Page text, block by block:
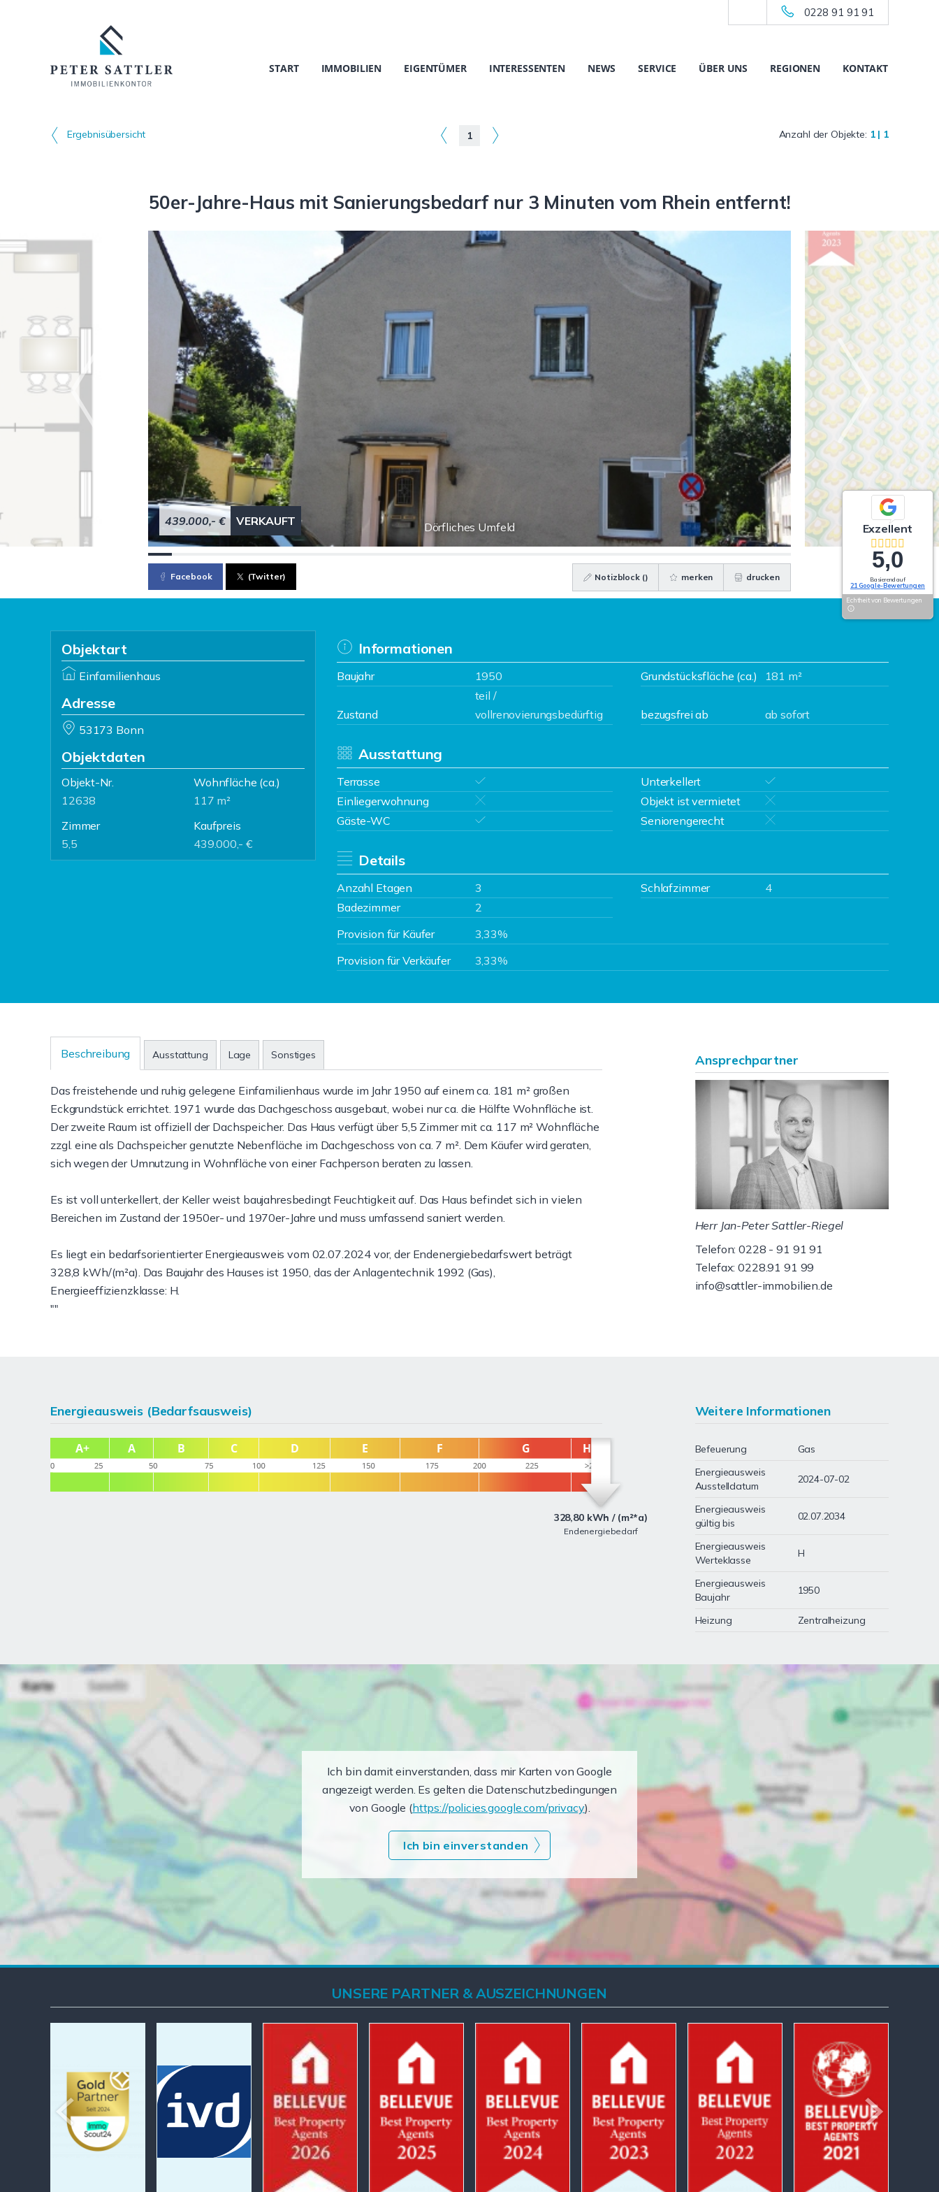
0228 91 91 91
START IMMOBILIEN EIGENTÜMER INTERESSENTEN NEWS SERVICE ÜBER UNS REGIONEN KONTAKT
Ergebnisübersicht 1 Anzahl der Objekte: 1 | 1
50er-Jahre-Haus mit Sanierungsbedarf nur 3 Minuten vom Rhein entfernt!
Dörfliches Umfeld
439.000,- € VERKAUFT
Facebook (Twitter) Notizblock () merken drucken
Objektart
Einfamilienhaus
Adresse
53173 Bonn
Objektdaten
Objekt-Nr.
12638
Wohnfläche (ca.)
117 m²
Zimmer
5,5
Kaufpreis
439.000,- €
Informationen
Baujahr 1950 Grundstücksfläche (ca.) 181 m²
Zustand
teil /
vollrenovierungsbedürftig
bezugsfrei ab ab sofort
Ausstattung
Terrasse
Unterkellert
Einliegerwohnung
Objekt ist vermietet
Gäste-WC
Seniorengerecht
Details
Anzahl Etagen 3 Schlafzimmer
4
Badezimmer
2
Provision für Käufer
3,33%
Provision für Verkäufer
3,33%
Beschreibung Ausstattung Lage Sonstiges
Das freistehende und ruhig gelegene Einfamilienhaus wurde im Jahr 1950 auf einem ca. 181 m² großen
Eckgrundstück errichtet. 1971 wurde das Dachgeschoss ausgebaut, wobei nur ca. die Hälfte Wohnfläche ist.
Der zweite Raum ist offiziell der Dachspeicher. Das Haus verfügt über 5,5 Zimmer mit ca. 117 m² Wohnfläche
zzgl. eine als Dachspeicher genutzte Nebenfläche im Dachgeschoss von ca. 7 m². Dem Käufer wird geraten,
sich wegen der Umnutzung in Wohnfläche von einer Fachperson beraten zu lassen.
Es ist voll unterkellert, der Keller weist baujahresbedingt Feuchtigkeit auf. Das Haus befindet sich in vielen
Bereichen im Zustand der 1950er- und 1970er-Jahre und muss umfassend saniert werden.
Es liegt ein bedarfsorientierter Energieausweis vom 02.07.2024 vor, der Endenergiebedarfswert beträgt
328,8 kWh/(m²a). Das Baujahr des Hauses ist 1950, das der Anlagentechnik 1992 (Gas),
Energieeffizienzklasse: H.
""
Ansprechpartner
Herr Jan-Peter Sattler-Riegel
Telefon: 0228 - 91 91 91
Telefax: 0228.91 91 99
info@sattler-immobilien.de
Energieausweis (Bedarfsausweis)
328,80 kWh / (m²*a)
Endenergiebedarf
Weitere Informationen
Befeuerung
Gas
Energieausweis
Ausstelldatum
2024-07-02
Energieausweis
gültig bis
02.07.2034
Energieausweis
Werteklasse
H
Energieausweis
Baujahr
1950
Heizung Zentralheizung
Ich bin damit einverstanden, dass mir Karten von Google
angezeigt werden. Es gelten die Datenschutzbedingungen
von Google (https://policies.google.com/privacy).
Ich bin einverstanden
Exzellent
5,0
Basierend auf
21 Google-Bewertungen
Echtheit von Bewertungen
UNSERE PARTNER & AUSZEICHNUNGEN